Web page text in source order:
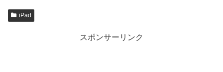
iPad
スポンサーリンク